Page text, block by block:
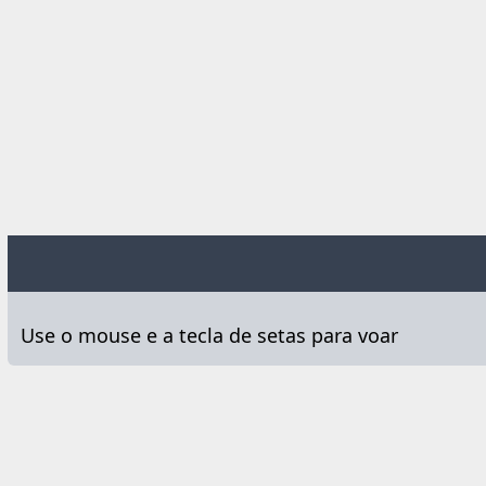
Use o mouse e a tecla de setas para voar